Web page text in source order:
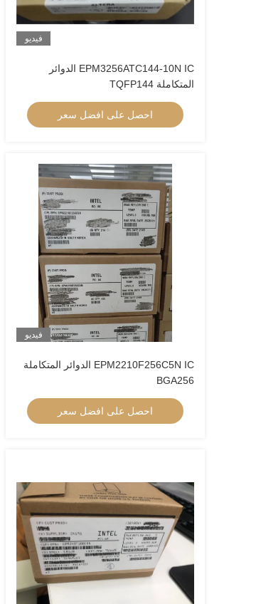
فيديو
EPM3256ATC144-10N IC الدوائر
المتكاملة TQFP144
احصل على افضل سعر
فيديو
EPM2210F256C5N IC الدوائر المتكاملة
BGA256
احصل على افضل سعر